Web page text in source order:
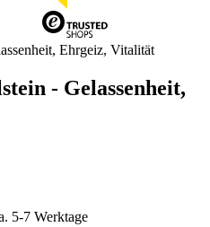
- Gelassenheit,
5-7 Werktage